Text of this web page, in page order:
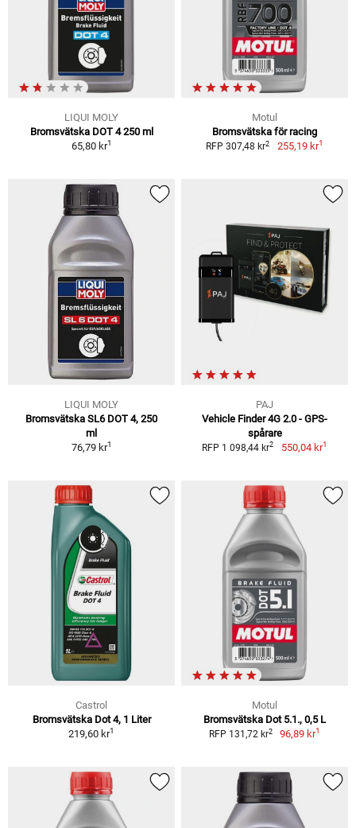
LIQUI MOLY
Bromsvätska DOT 4 250 ml
65,80 kr1
Motul
Bromsvätska för racing
RFP 307,48 kr2 255,19 kr1
LIQUI MOLY
Bromsvätska SL6 DOT 4, 250
ml
76,79 kr1
PAJ
Vehicle Finder 4G 2.0 - GPS-
spårare
RFP 1 098,44 kr2 550,04 kr1
Castrol
Bromsvätska Dot 4, 1 Liter
219,60 kr1
Motul
Bromsvätska Dot 5.1., 0,5 L
RFP 131,72 kr2 96,89 kr1